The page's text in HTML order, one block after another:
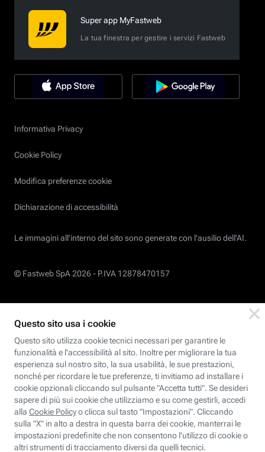
Super app MyFastweb
La tua finestra per gestire i servizi Fastweb
Informativa Privacy
Cookie Policy
Modifica preferenze cookie
Dichiarazione di accessibilità
Le immagini all’interno del sito sono generate con l'ausilio dell'AI.
© Fastweb SpA 2026 - P.IVA 12878470157